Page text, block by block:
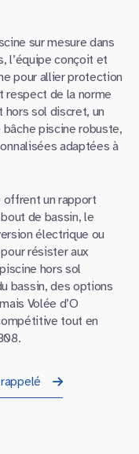
sur mesure dans
l’équipe conçoit et
pour allier protection
respect de la norme
hors sol discret, un
piscine robuste,
adaptées à
offrent un rapport
de bassin, le
électrique ou
résister aux
hors sol
bassin, des options
Volée d’O
tout en